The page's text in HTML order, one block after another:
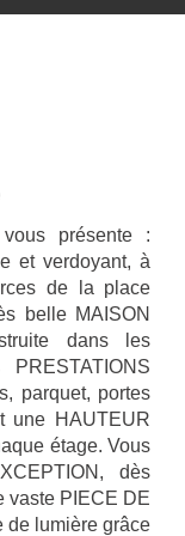
présente :
et verdoyant, à
de la place
belle MAISON
dans les
parquet, portes
une HAUTEUR
étage. Vous
dès
vaste PIECE DE
de lumière grâce